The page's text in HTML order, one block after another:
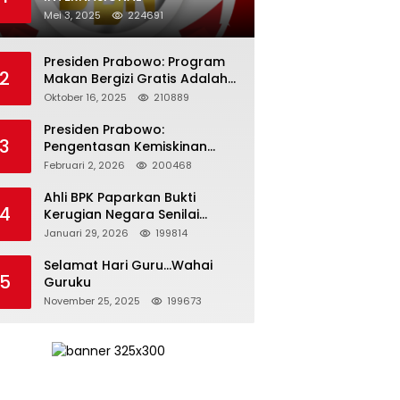
Mei 3, 2025 224691
2
Presiden Prabowo: Program
Makan Bergizi Gratis Adalah
Investasi untuk Masa Depan
Oktober 16, 2025 210889
3
Presiden Prabowo:
Pengentasan Kemiskinan
Butuh Persatuan dan
Bertanggung Jawab
Februari 2, 2026 200468
Ahli BPK Paparkan Bukti
Kerugian Negara Senilai
Rp285 Triliun dalam
Pertamina
Januari 29, 2026 199814
Selamat Hari Guru…Wahai
Guruku
November 25, 2025 199673